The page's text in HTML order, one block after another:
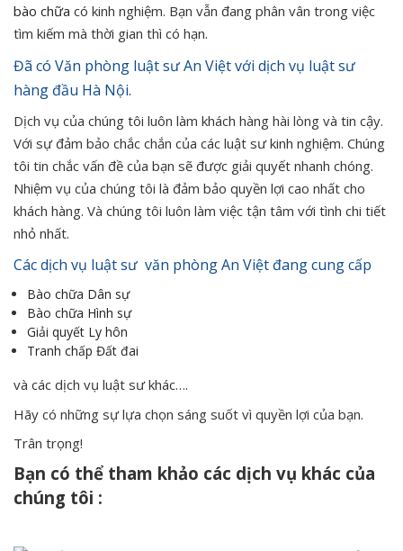
bào chữa có kinh nghiệm. Bạn vẫn đang phân vân trong việc
tìm kiếm mà thời gian thì có hạn.
Đã có Văn phòng luật sư An Việt với dịch vụ luật sư
hàng đầu Hà Nội.
Dịch vụ của chúng tôi luôn làm khách hàng hài lòng và tin cậy.
Với sự đảm bảo chắc chắn của các luật sư kinh nghiệm. Chúng
tôi tin chắc vấn đề của bạn sẽ được giải quyết nhanh chóng.
Nhiệm vụ của chúng tôi là đảm bảo quyền lợi cao nhất cho
khách hàng. Và chúng tôi luôn làm việc tận tâm với tình chi tiết
nhỏ nhất.
Các dịch vụ luật sư văn phòng An Việt đang cung cấp
Bào chữa Dân sự
Bào chữa Hình sự
Giải quyết Ly hôn
Tranh chấp Đất đai
và các dịch vụ luật sư khác….
Hãy có những sự lựa chọn sáng suốt vì quyền lợi của bạn.
Trân trọng!
Bạn có thể tham khảo các dịch vụ khác của
chúng tôi :